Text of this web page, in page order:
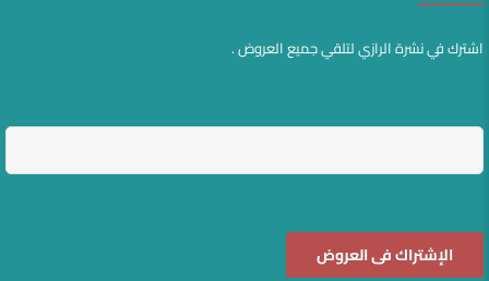
اشترك في نشرة الرازي لتلقي جميع العروض .